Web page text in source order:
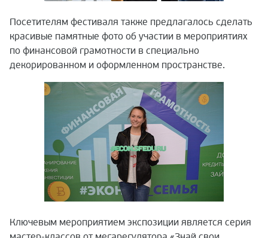
Посетителям фестиваля также предлагалось сделать
красивые памятные фото об участии в мероприятиях
по финансовой грамотности в специально
декорированном и оформленном пространстве.
Ключевым мероприятием экспозиции является серия